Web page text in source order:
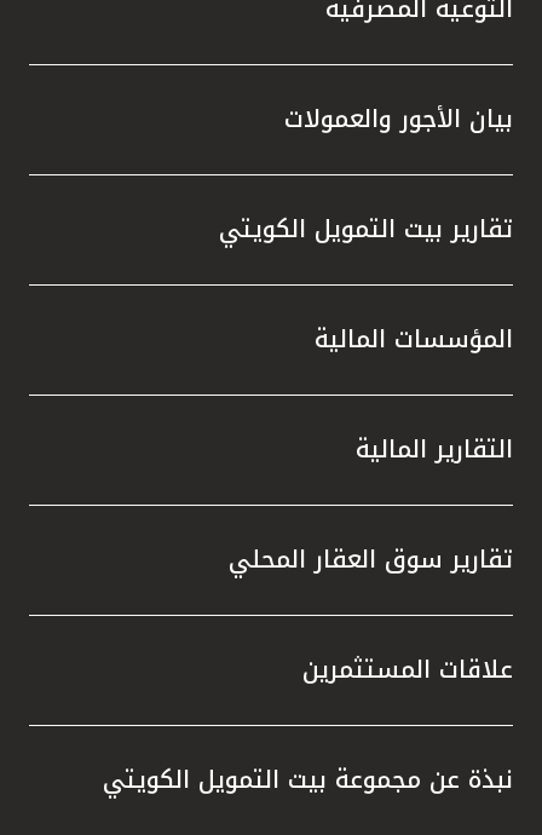
بيان الأجور والعمولات
تقارير بيت التمويل الكويتي
المؤسسات المالية
التقارير المالية
تقارير سوق العقار المحلي
علاقات المستثمرين
نبذة عن مجموعة بيت التمويل الكويتي